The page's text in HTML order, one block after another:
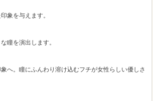
象を与えます。
瞳を演出します。
へ。瞳にふんわり溶け込むフチが女性らしい優しさ